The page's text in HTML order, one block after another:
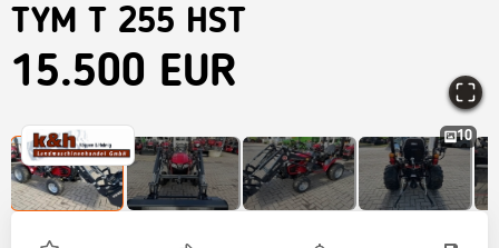
TYM T 255 HST
15.500 EUR
10